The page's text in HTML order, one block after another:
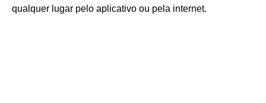
qualquer lugar pelo aplicativo ou pela internet.